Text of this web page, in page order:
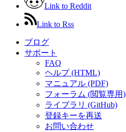
Link to Reddit
Link to Rss
ブログ
サポート
FAQ
ヘルプ (HTML)
マニュアル (PDF)
フォーラム (閲覧専用)
ライブラリ (GitHub)
登録キーを再送
お問い合わせ